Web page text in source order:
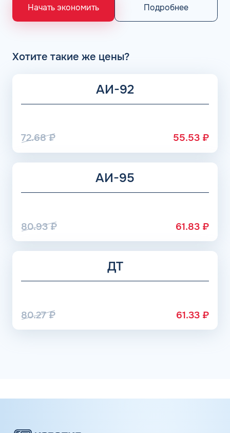
«Газпром», Рязанский НПЗ, Саратовский НПЗ, Уфимский
НПЗ группы Роснефть. АЗС Flash и АГЗС компании
Начать экономить Подробнее
Хотите такие же цены?
АИ-92
72.68₽ 55.53 ₽
АИ-95
80.93₽ 61.83 ₽
ДТ
80.27₽ 61.33 ₽